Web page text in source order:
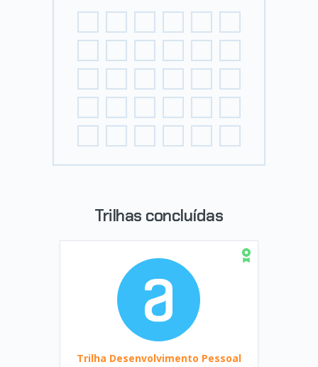
Trilhas concluídas
Trilha Desenvolvimento Pessoal